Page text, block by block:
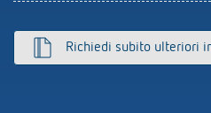
Richiedi subito ulteriori